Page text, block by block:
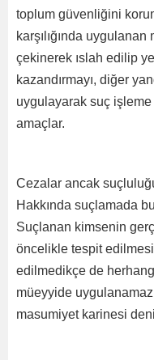
toplum güvenliğini
karşılığında
çekinerek ıslah edilip
kazandırmayı, diğer
uygulayarak suç işleme
amaçlar.
Cezalar ancak
Hakkında suçlamada
Suçlanan kimsenin
öncelikle tespit
edilmedikçe de
müeyyide
masumiyet karinesi